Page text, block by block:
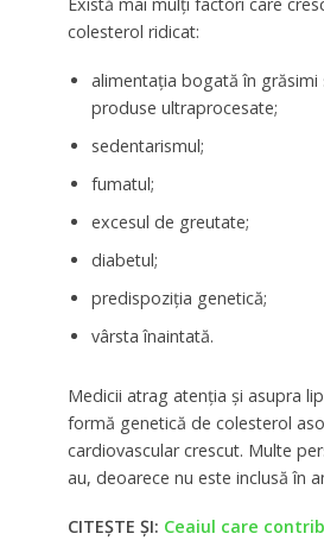
Există mai mulți factori care
colesterol ridicat:
alimentația bogată în grăsimi
produse ultraprocesate;
sedentarismul;
fumatul;
excesul de greutate;
diabetul;
predispoziția genetică;
vârsta înaintată.
Medicii atrag atenția și asupra
formă genetică de colesterol
cardiovascular crescut. Multe
au, deoarece nu este inclusă în
CITEȘTE ȘI: Ceaiul care